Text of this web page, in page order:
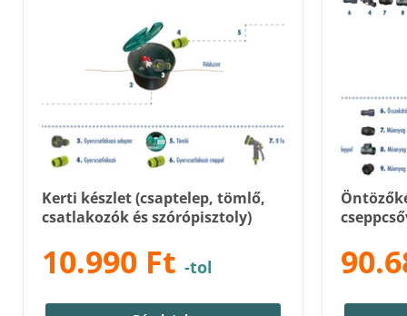
Kerti készlet (csaptelep, tömlő,
csatlakozók és szórópisztoly)
10.990 Ft -tol